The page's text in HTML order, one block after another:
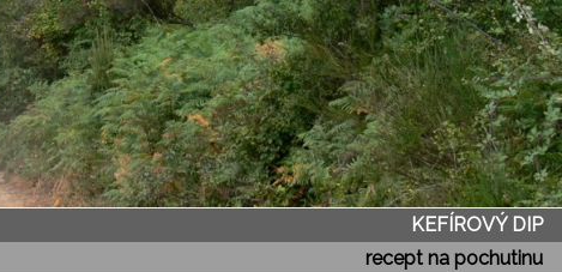
KEFÍROVÝ DIP
recept na pochutinu